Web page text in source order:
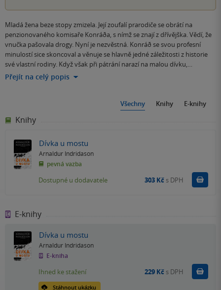
Mladá žena beze stopy zmizela. Její zoufalí prarodiče se obrátí na
penzionovaného komisaře Konráða, s nímž se znají z dřívějška. Vědí, že
vnučka pašovala drogy. Nyní je nezvěstná. Konráð se svou profesní
minulostí sice skoncoval a věnuje se hlavně jedné záležitosti z historie
své vlastní rodiny. Když však při pátrání narazí na malou dívku,…
Přejít na celý popis
Všechny Knihy E-knihy
Knihy
Dívka u mostu
Arnaldur Indridason
pevná vazba
Dostupné u dodavatele 303 Kč s DPH
E-knihy
Dívka u mostu
Arnaldur Indridason
E-kniha
Stáhnout ukázku
Ihned ke stažení 229 Kč s DPH Koupit